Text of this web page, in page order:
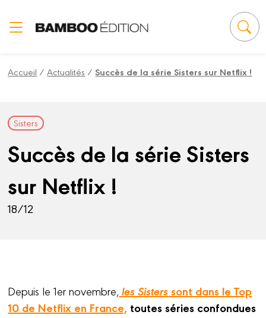
Accueil /Actualités /Succès de la série Sisters sur Netflix !
Sisters
Succès de la série Sisters
sur Netflix !
18/12
Depuis le 1er novembre, les Sisterssont dans le Top
10 de Netflix en France, toutes séries confondues